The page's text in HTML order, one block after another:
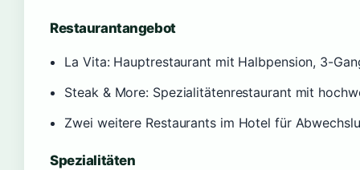
Restaurantangebot
La Vita: Hauptrestaurant mit Halbpension, 3-
Steak & More: Spezialitätenrestaurant mit
Zwei weitere Restaurants im Hotel für
Spezialitäten